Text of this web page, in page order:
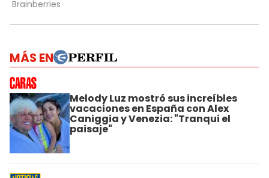
MÁS EN
Melody Luz mostró sus increíbles
vacaciones en España con Alex
Caniggia y Venezia: "Tranqui el
paisaje"